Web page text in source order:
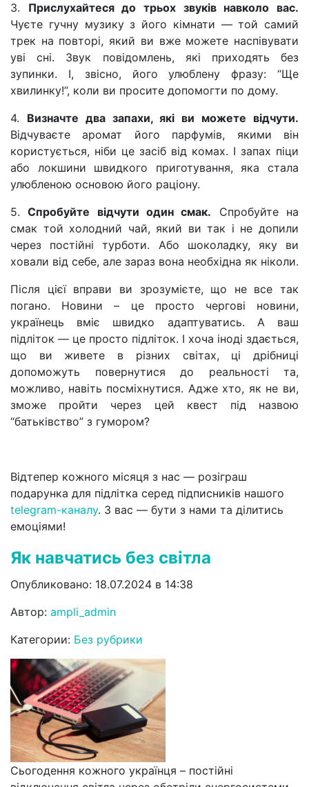
3. Прислухайтеся до трьох звуків навколо вас.
Чуєте гучну музику з його кімнати — той самий
трек на повторі, який ви вже можете наспівувати
уві сні. Звук повідомлень, які приходять без
зупинки. І, звісно, його улюблену фразу: “Ще
хвилинку!”, коли ви просите допомогти по дому.
4. Визначте два запахи, які ви можете відчути.
Відчуваєте аромат його парфумів, якими він
користується, ніби це засіб від комах. І запах піци
або локшини швидкого приготування, яка стала
улюбленою основою його раціону.
5.Спробуйте відчути один смак. Спробуйте на
смак той холодний чай, який ви так і не допили
через постійні турботи. Або шоколадку, яку ви
ховали від себе, але зараз вона необхідна як ніколи.
Після цієї вправи ви зрозумієте, що не все так
погано. Новини – це просто чергові новини,
українець вміє швидко адаптуватись. А ваш
підліток — це просто підліток. І хоча іноді здається,
що ви живете в різних світах, ці дрібниці
допоможуть повернутися до реальності та,
можливо, навіть посміхнутися. Адже хто, як не ви,
зможе пройти через цей квест під назвою
“батьківство” з гумором?
Відтепер кожного місяця з нас — розіграш
подарунка для підлітка серед підписників нашого
telegram-каналу. З вас — бути з нами та ділитись
емоціями!
Як навчатись без світла
Опубликовано: 18.07.2024 в 14:38
Автор: ampli_admin
Категории: Без рубрики
Сьогодення кожного українця – постійні